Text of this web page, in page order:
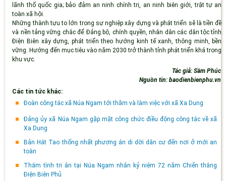
lãnh thổ quốc gia; bảo đảm an ninh chính trị, an ninh biên giới, trật tự an
toàn xã hội.
Những thành tựu to lớn trong sự nghiệp xây dựng và phát triển sẽ là tiền đề
và nền tảng vững chắc để Đảng bộ, chính quyền, nhân dân các dân tộc tỉnh
Điện Biên xây dựng, phát triển theo hướng kinh tế xanh, thông minh, bền
vững. Hướng đến mục tiêu vào năm 2030 trở thành tỉnh phát triển khá trong
khu vực.
Tác giả: Sầm Phúc
Nguồn tin: baodienbienphu.vn
Các tin tức khác:
Đoàn công tác xã Núa Ngam tới thăm và làm việc với xã Xa Dung
Đảng ủy xã Núa Ngam gặp mặt công chức điều động công tác về xã
Xa Dung
Bản Hát Tao thống nhất phương án di dời dân cư đến nơi ở mới an
toàn
Thắm tình tri ân tại Núa Ngam nhân kỷ niệm 72 năm Chiến thắng
Điện Biên Phủ